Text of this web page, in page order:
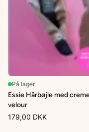
På lager
Essie Hårbøjle med
velour
179,00 DKK